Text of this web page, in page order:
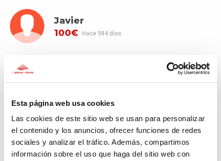
Esta página web usa cookies
Las cookies de este sitio web se usan para personalizar
el contenido y los anuncios, ofrecer funciones de redes
sociales y analizar el tráfico. Además, compartimos
información sobre el uso que haga del sitio web con
Javier
100€
Hace 984 días
Donación oculta Hace 987 días
Anónimo
10€
Hace 994 días